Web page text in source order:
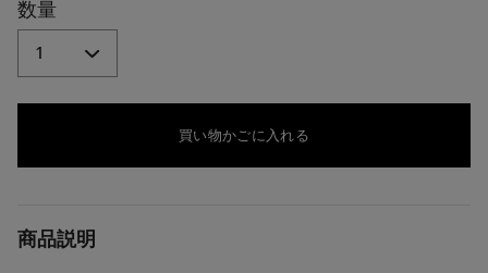
数量
買い物かごに入れる
商品説明